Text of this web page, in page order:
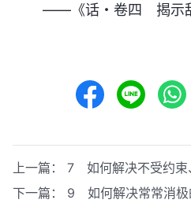
——《话・卷四 揭示敌
上一篇： 7 如何解决不受约束
下一篇： 9 如何解决常常消极